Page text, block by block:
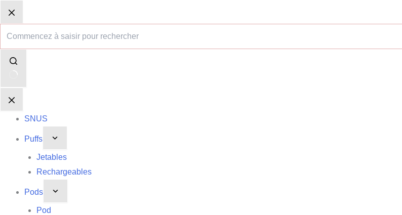
au
contenu
résultat
SNUS
Puffs
Jetables
Rechargeables
Pods
Pod
d’achat
d’achat